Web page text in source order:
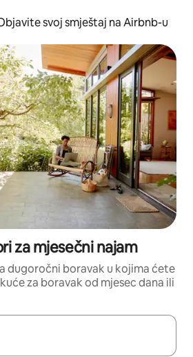
svoj smještaj na Airbnb-u
za mjesečni najam
dugoročni boravak u kojima ćete
za boravak od mjesec dana ili
možete da se krećete kroz njih